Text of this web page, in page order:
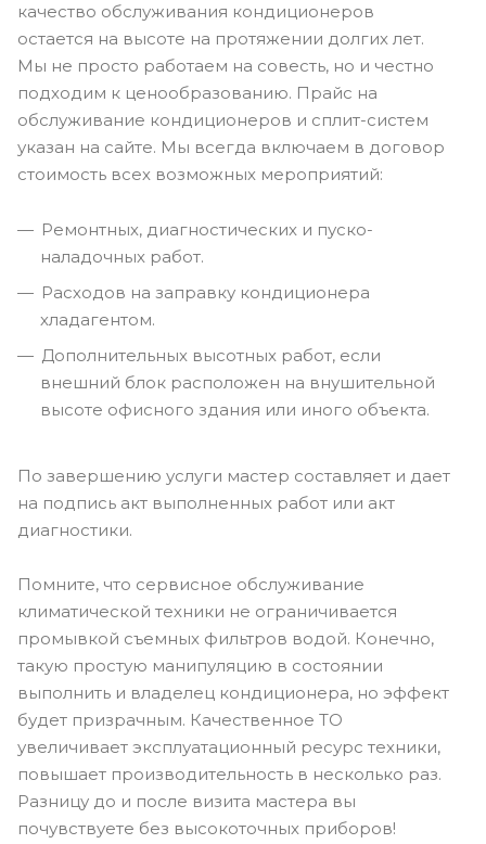
качество обслуживания кондиционеров
остается на высоте на протяжении долгих лет.
Мы не просто работаем на совесть, но и честно
подходим к ценообразованию. Прайс на
обслуживание кондиционеров и сплит-систем
указан на сайте. Мы всегда включаем в договор
стоимость всех возможных мероприятий:
Ремонтных, диагностических и пуско-
наладочных работ.
Расходов на заправку кондиционера
хладагентом.
Дополнительных высотных работ, если
внешний блок расположен на внушительной
высоте офисного здания или иного объекта.
По завершению услуги мастер составляет и дает
на подпись акт выполненных работ или акт
диагностики.
Помните, что сервисное обслуживание
климатической техники не ограничивается
промывкой съемных фильтров водой. Конечно,
такую простую манипуляцию в состоянии
выполнить и владелец кондиционера, но эффект
будет призрачным. Качественное ТО
увеличивает эксплуатационный ресурс техники,
повышает производительность в несколько раз.
Разницу до и после визита мастера вы
почувствуете без высокоточных приборов!